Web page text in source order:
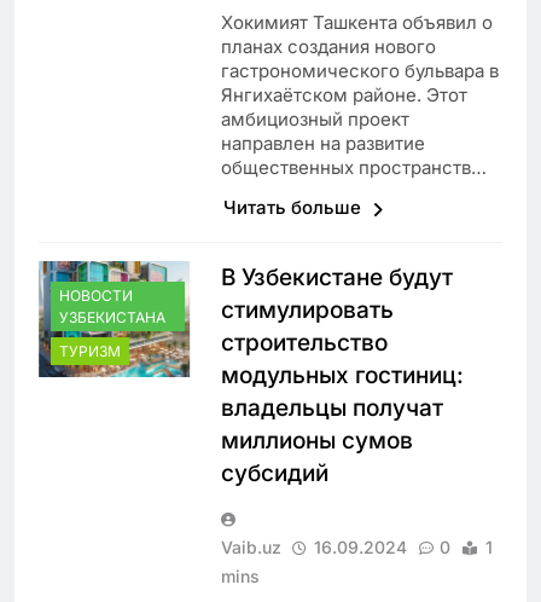
Хокимият Ташкента объявил о
планах создания нового
гастрономического бульвара в
Янгихаётском районе. Этот
амбициозный проект
направлен на развитие
общественных пространств…
Читать больше
НОВОСТИ
УЗБЕКИСТАНА
ТУРИЗМ
В Узбекистане будут
стимулировать
строительство
модульных гостиниц:
владельцы получат
миллионы сумов
субсидий
Vaib.uz 16.09.2024 0
1
mins